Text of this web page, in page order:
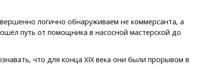
логично обнаруживаем не коммерсанта, а
путь от помощника в насосной мастерской до
что для конца XIX века они были прорывом в